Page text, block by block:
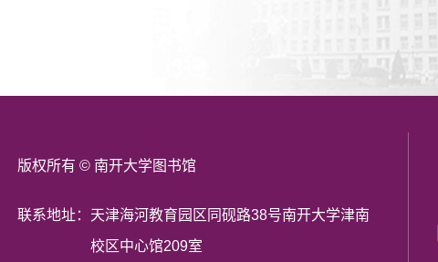
版权所有 © 南开大学图书馆
联系地址： 天津海河教育园区同砚路38号南开大学津南
校区中心馆209室